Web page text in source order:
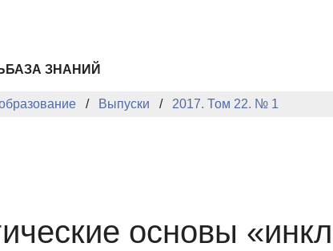
БАЗА ЗНАНИЙ
Выпуски 2017. Том 22. № 1
основы